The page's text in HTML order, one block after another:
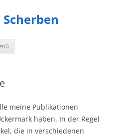
meine Publikationen
haben. In der Regel
die in verschiedenen